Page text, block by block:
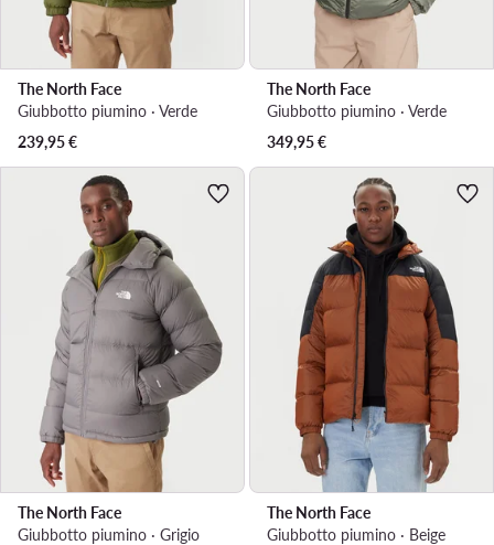
The North Face
Giubbotto piumino · Verde
239,95€
The North Face
Giubbotto piumino · Verde
349,95€
The North Face
Giubbotto piumino · Grigio
The North Face
Giubbotto piumino · Beige